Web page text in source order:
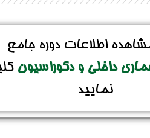
اطلاعات دوره جامع
داخلی و دکوراسیون
نمایید